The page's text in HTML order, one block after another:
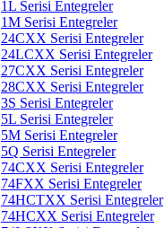
1L Serisi Entegreler
1M Serisi Entegreler
24CXX Serisi Entegreler
24LCXX Serisi Entegreler
27CXX Serisi Entegreler
28CXX Serisi Entegreler
3S Serisi Entegreler
5L Serisi Entegreler
5M Serisi Entegreler
5Q Serisi Entegreler
74CXX Serisi Entegreler
74FXX Serisi Entegreler
74HCTXX Serisi Entegreler
74HCXX Serisi Entegreler